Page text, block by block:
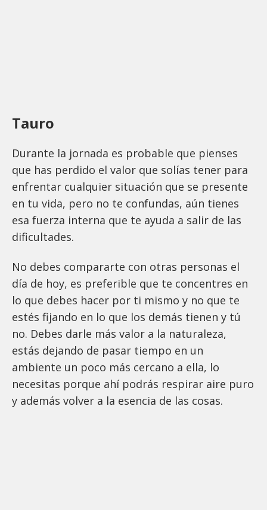
Tauro
Durante la jornada es probable que pienses
que has perdido el valor que solías tener para
enfrentar cualquier situación que se presente
en tu vida, pero no te confundas, aún tienes
esa fuerza interna que te ayuda a salir de las
dificultades.
No debes compararte con otras personas el
día de hoy, es preferible que te concentres en
lo que debes hacer por ti mismo y no que te
estés fijando en lo que los demás tienen y tú
no. Debes darle más valor a la naturaleza,
estás dejando de pasar tiempo en un
ambiente un poco más cercano a ella, lo
necesitas porque ahí podrás respirar aire puro
y además volver a la esencia de las cosas.